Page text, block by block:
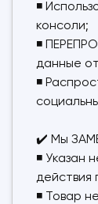
◾
консоли;
◾
данные
◾
✔️ Мы
◾ Указан
действия
◾ Товар